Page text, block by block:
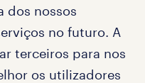
dos nossos
no futuro. A
terceiros para nos
os utilizadores